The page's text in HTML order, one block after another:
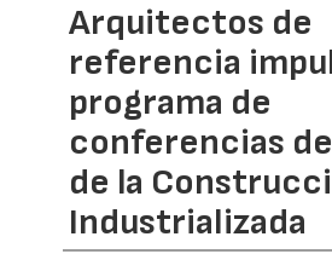
Arquitectos de
referencia
programa de
conferencias
de la
Industrializada